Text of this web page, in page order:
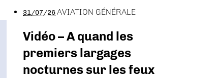
31/07/26AVIATION GÉNÉRALE
Vidéo – A quand les
premiers largages
nocturnes sur les feux